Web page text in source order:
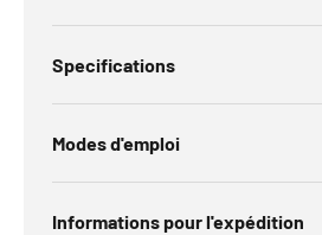
Specifications
Modes d'emploi
Informations pour l'expédition